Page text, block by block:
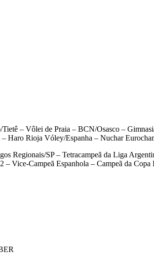
– Vôlei de Praia – BCN/Osasco –
Haro Rioja Vóley/Espanha – Nuchar
Regionais/SP – Tetracampeã da Liga
Vice-Campeã Espanhola – Campeã da